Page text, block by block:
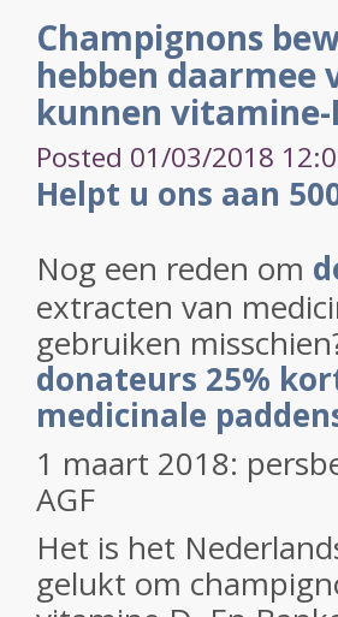
Champignons
hebben daarmee
kunnen
Posted 01/03/2018
Helpt u ons aan
Nog een reden om
extracten van
gebruiken
donateurs 25%
medicinale
1 maart 2018:
AGF
Het is het
gelukt om